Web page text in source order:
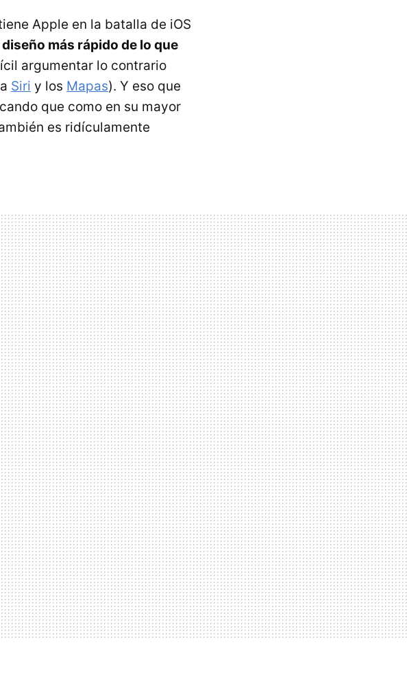
Apple en la batalla de iOS
más rápido de lo que
argumentar lo contrario
Siri y los Mapas). Y eso que
que como en su mayor
es ridículamente